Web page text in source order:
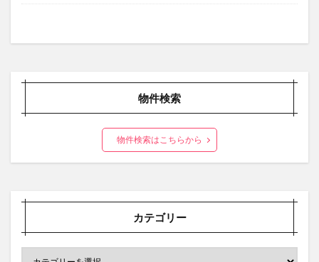
物件検索
物件検索はこちらから
カテゴリー